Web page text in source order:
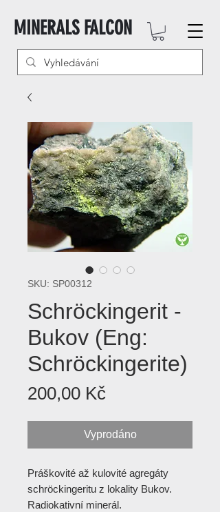
MINERALS FALCON
SKU: SP00312
Schröckingerit -
Bukov (Eng:
Schröckingerite)
200,00 KčCena
Vyprodáno
Práškovité až kulovité agregáty
schröckingeritu z lokality Bukov.
Radiokativní minerál.